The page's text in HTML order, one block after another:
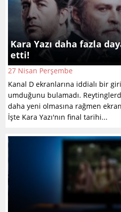
Kara Yazı daha fazla
etti!
27 Nisan Perşembe
Kanal D ekranlarına iddialı bir
umduğunu bulamadı.
daha yeni olmasına rağmen
İşte Kara Yazı'nın final tarihi...